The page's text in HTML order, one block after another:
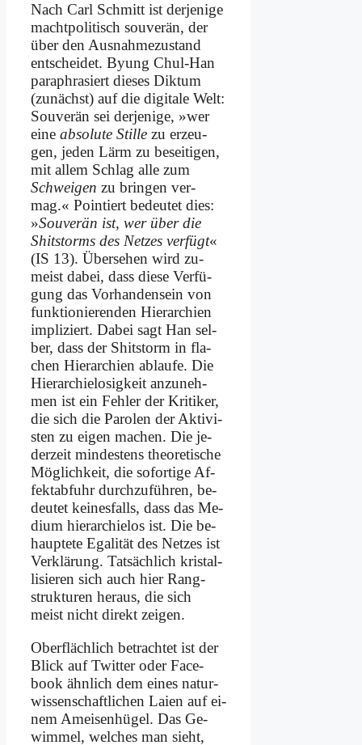
Nach Carl Schmitt ist der­je­ni­ge
macht­po­li­tisch sou­ve­rän, der
über den Aus­nah­me­zu­stand
ent­schei­det. By­ung Chul-Han
pa­ra­phra­siert die­ses Dik­tum
(zu­nächst) auf die di­gi­ta­le Welt:
Sou­ve­rän sei der­je­ni­ge, »wer
ei­ne ab­so­lu­te Stil­le zu er­zeu­
gen, je­den Lärm zu be­sei­ti­gen,
mit al­lem Schlag al­le zum
Schwei­gen zu brin­gen ver­
mag.« Poin­tiert be­deu­tet dies:
»Sou­ve­rän ist, wer über die
Shits­torms des Net­zes ver­fügt«
(IS 13). Über­se­hen wird zu­
meist da­bei, dass die­se Ver­fü­
gung das Vor­han­den­sein von
funk­tio­nie­ren­den Hier­ar­chien
im­pli­ziert. Da­bei sagt Han sel­
ber, dass der Shits­torm in fla­
chen Hier­ar­chien ab­lau­fe. Die
Hier­ar­chie­lo­sig­keit an­zu­neh­
men ist ein Feh­ler der Kri­ti­ker,
die sich die Pa­ro­len der Ak­ti­vi­
sten zu ei­gen ma­chen. Die je­
der­zeit min­de­stens theo­re­ti­sche
Mög­lich­keit, die so­for­ti­ge Af­
fekt­ab­fuhr durch­zu­füh­ren, be­
deu­tet kei­nes­falls, dass das Me­
di­um hier­ar­chie­los ist. Die be­
haup­te­te Ega­li­tät des Net­zes ist
Ver­klä­rung. Tat­säch­lich kri­stal­
li­sie­ren sich auch hier Rang­
struk­tu­ren her­aus, die sich
meist nicht di­rekt zei­gen.
Ober­fläch­lich be­trach­tet ist der
Blick auf Twit­ter oder Face­
book ähn­lich dem ei­nes natur­
wissenschaftlichen Lai­en auf ei­
nem Amei­sen­hü­gel. Das Ge­
wim­mel, wel­ches man sieht,